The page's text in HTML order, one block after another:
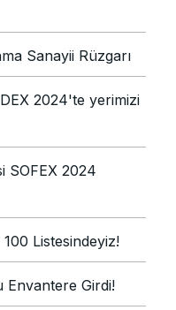
Sanayii Rüzgarı
2024'te yerimizi
SOFEX 2024
Listesindeyiz!
Envantere Girdi!